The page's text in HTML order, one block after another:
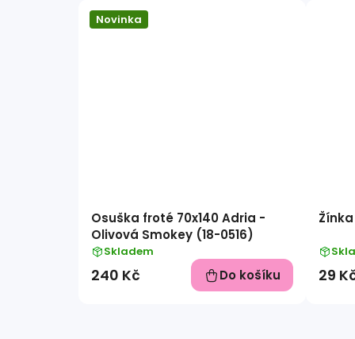
Novinka
Osuška froté 70x140 Adria -
Olivová Smokey (18-0516)
Skladem
240 Kč Do košíku 29